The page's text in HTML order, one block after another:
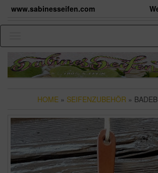
the
www.sabinesseifen.com
navigation
HOME » SEIFENZUBEHÖR »